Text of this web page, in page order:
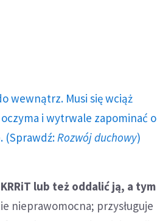
wewnątrz. Musi się wciąż
i wytrwale zapominać o
(Sprawdź: Rozwój duchowy)
lub też oddalić ją, a tym
nieprawomocna; przysługuje